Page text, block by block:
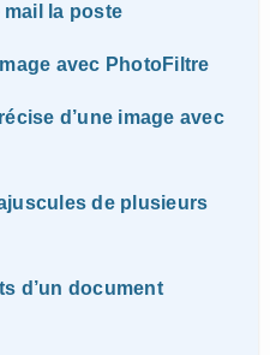
la poste
avec PhotoFiltre
d’une image avec
de plusieurs
d’un document